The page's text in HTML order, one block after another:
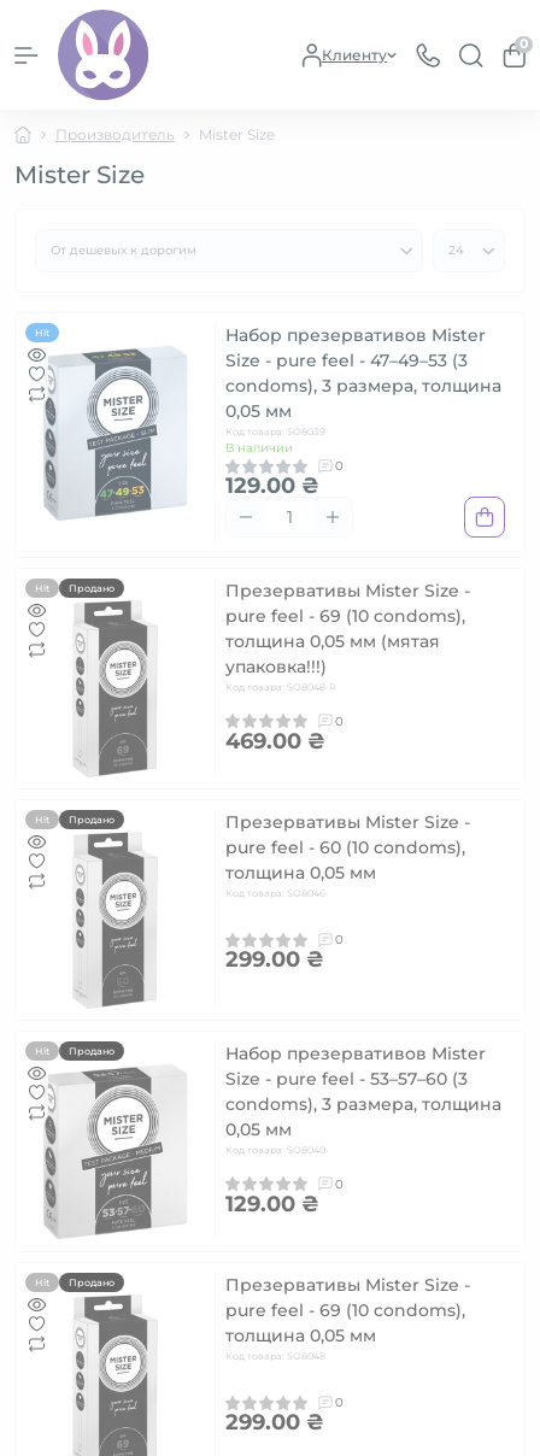
Клиенту
0
Производитель Mister Size
Mister Size
Hit
Набор презервативов Mister
Size - pure feel - 47–49–53 (3
condoms), 3 размера, толщина
0,05 мм
Код товара: SO8039
В наличии
0
129.00 ₴
Hit Продано
Презервативы Mister Size -
pure feel - 69 (10 condoms),
толщина 0,05 мм (мятая
упаковка!!!)
Код товара: SO8048-R
0
469.00 ₴
Hit Продано
Презервативы Mister Size -
pure feel - 60 (10 condoms),
толщина 0,05 мм
Код товара: SO8046
0
299.00 ₴
Hit Продано
Набор презервативов Mister
Size - pure feel - 53–57–60 (3
condoms), 3 размера, толщина
0,05 мм
Код товара: SO8040
0
129.00 ₴
Hit Продано
Презервативы Mister Size -
pure feel - 69 (10 condoms),
толщина 0,05 мм
Код товара: SO8048
0
299.00 ₴